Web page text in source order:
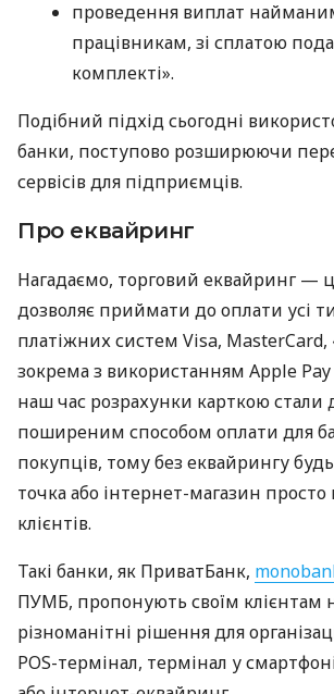
проведення виплат
працівникам, зі сплатою
комплекті».
Подібний підхід сьогодні
банки, поступово розширюючи
сервісів для підприємців.
Про еквайринг
Нагадаємо, торговий еквайринг —
дозволяє приймати до оплати усі
платіжних систем Visa, MasterCard,
зокрема з використанням Apple Pay
наш час розрахунки карткою стали
поширеним способом оплати для
покупців, тому без еквайрингу
точка або інтернет-магазин просто
клієнтів.
Такі банки, як ПриватБанк,
ПУМБ, пропонують своїм клієнтам
різноманітні рішення для
POS-термінал, термінал у